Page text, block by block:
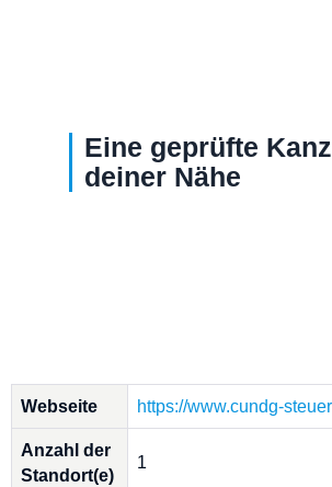
Eine geprüfte
deiner Nähe
Webseite https://www.cundg-
Anzahl der
Standort(e)
1